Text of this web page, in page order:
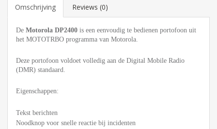
Omschrijving Reviews (0)
De Motorola DP2400 is een eenvoudig te bedienen portofoon uit
het MOTOTRBO programma van Motorola.
Deze portofoon voldoet volledig aan de Digital Mobile Radio
(DMR) standaard.
Eigenschappen:
Tekst berichten
Noodknop voor snelle reactie bij incidenten